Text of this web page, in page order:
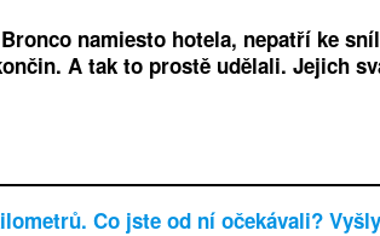
namiesto hotela, nepatří ke
A tak to prostě udělali. Jejich
Co jste od ní očekávali?